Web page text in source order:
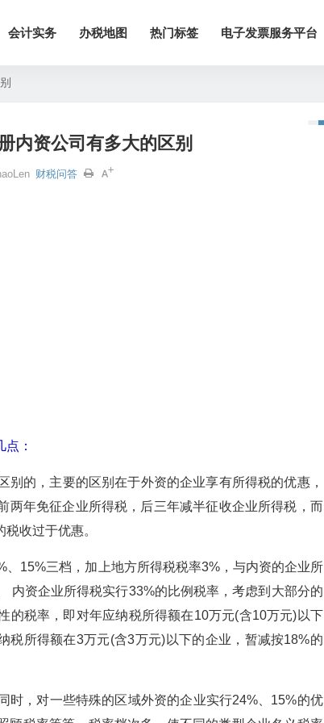
会计实务 办税地图 热门标签 电子发票服务平台
内资公司有多大的区别
财税问答
：
的，主要的区别在于外资的企业享有所得税的优惠，
两年免征企业所得税，后三年减半征收企业所得税，而
收过于优惠。
15%三档，加上地方所得税税率3%，与内资的企业所
内资企业所得税实行33%的比例税率，考虑到大部分的
的税率，即对年应纳税所得额在10万元(含10万元)以下
税所得额在3万元(含3万元)以下的企业，暂减按18%的
时，对一些特殊的区域外资的企业实行24%、15%的优